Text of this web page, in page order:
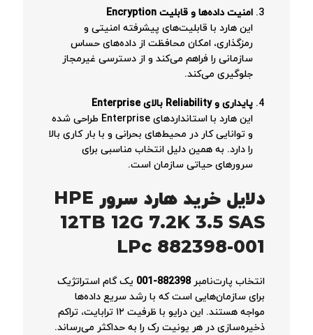
امنیت داده‌ها و قابلیت Encryption
این هارد با قابلیت‌های پیشرفته امنیتی و
رمزگذاری، امکان محافظت از داده‌های حساس
سازمانی را فراهم می‌کند و از دسترسی غیرمجاز
جلوگیری می‌کند.
پایداری و Reliability بالای Enterprise
این هارد با استانداردهای Enterprise طراحی شده
و توانایی کار در محیط‌های بحرانی و با بار کاری بالا
را دارد. به همین دلیل انتخاب مناسبی برای
سرورهای حیاتی سازمان است.
دلایل خرید هارد سرور HPE
12TB 12G 7.2K 3.5 SAS
LPc 882398-001
انتخاب پارت‌نامبر882398-001
یک گام استراتژیک
برای سازمان‌هایی است که با رشد سریع داده‌ها
مواجه هستند. این درایو با ظرفیت ۱۲ ترابایت، تراکم
ذخیره‌سازی در هر یونیت رک را به حداکثر می‌رساند.